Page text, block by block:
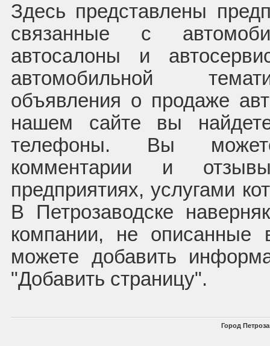
Здесь представлены
связанные с
автосалоны и
автомобильной
объявления о продаже
нашем сайте вы
телефоны. Вы
комментарии и
предприятиях, услугами
В Петрозаводске
компании, не
можете добавить
"Добавить страницу".
Город